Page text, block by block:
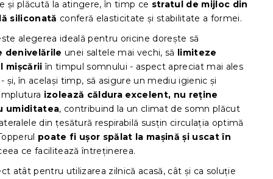
și plăcută la atingere, în timp ce stratul de mijloc din
siliconată conferă elasticitate și stabilitate a formei.
alegerea ideală pentru oricine dorește să
denivelările unei saltele mai vechi, să limiteze
mișcării în timpul somnului - aspect apreciat mai ales
și, în același timp, să asigure un mediu igienic și
izolează căldura excelent, nu reține
umiditatea, contribuind la un climat de somn plăcut
din țesătură respirabilă susțin circulația optimă
poate fi ușor spălat la mașină și uscat în
ce facilitează întreținerea.
atât pentru utilizarea zilnică acasă, cât și ca soluție